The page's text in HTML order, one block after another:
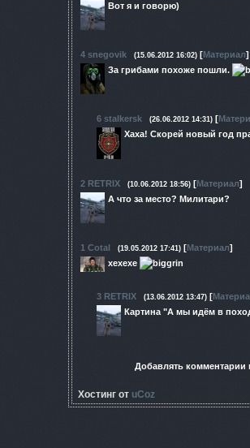
Вот я и говорю)
4 snegovik (15.06.2012 16:02) [Материал]
За грибами похоже пошли.
6 stalkersk (26.06.2012 14:31) [
Хаха! Скорей новый год
2 RETRIX (10.06.2012 18:56) [Материал]
А что за место? Милитари?
1 Cotal (19.05.2012 17:41) [Материал]
хехехе
3 RETRIX (13.06.2012 13:47) [
Картина "А мы идём в
Добавлять комментарии
Хостинг от uCoz